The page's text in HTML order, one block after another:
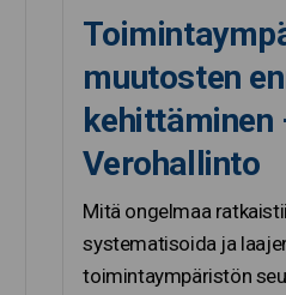
muutosten
kehittäminen
Verohallinto
Mitä ongelmaa
systematisoida ja
toimintaympäristön